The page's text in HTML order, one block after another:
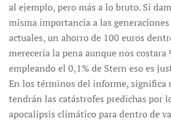
al ejemplo, pero más a lo bruto. Si
misma importancia a las
actuales, un ahorro de 100 euros
merecería la pena aunque nos costara
empleando el 0,1% de Stern eso es
En los términos del informe, significa
tendrán las catástrofes predichas por
apocalipsis climático para dentro de